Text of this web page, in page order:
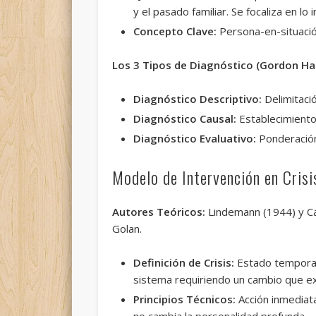
y el pasado familiar. Se focaliza en lo
Concepto Clave: Persona-en-
Los 3 Tipos de Diagnóstico (Gordon
Diagnóstico Descriptivo:
Diagnóstico Causal:
Diagnóstico Evaluativo:
Modelo de Intervención en
Autores Teóricos: Lindemann (1944) y
Golan.
Definición de Crisis: Estado
sistema requiriendo un cambio que
Principios Técnicos: Acción